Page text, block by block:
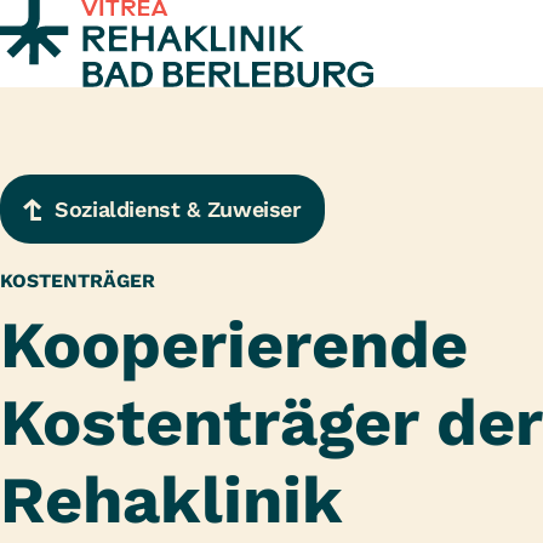
Zum Inhalt springen
Sozialdienst & Zuweiser
KOSTENTRÄGER
Kooperierende
Kostenträger der
Rehaklinik